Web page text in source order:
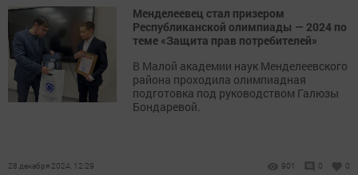
Менделеевец стал призером
Республиканской олимпиады — 2024 по
теме «Защита прав потребителей»
В Малой академии наук Менделеевского
района проходила олимпиадная
подготовка под руководством Галюзы
Бондаревой.
28 декабря 2024, 12:29 901 0 0